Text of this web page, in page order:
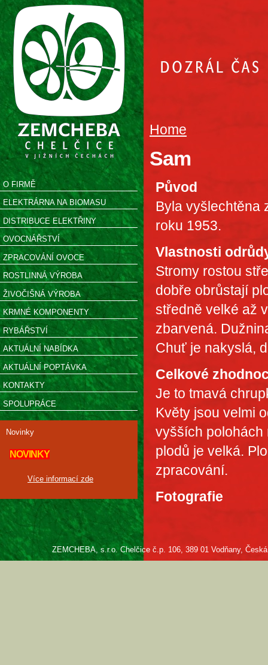
O FIRMĚ
ELEKTRÁRNA NA BIOMASU
DISTRIBUCE ELEKTŘINY
OVOCNÁŘSTVÍ
ZPRACOVÁNÍ OVOCE
ROSTLINNÁ VÝROBA
ŽIVOČIŠNÁ VÝROBA
KRMNÉ KOMPONENTY
RYBÁŘSTVÍ
AKTUÁLNÍ NABÍDKA
AKTUÁLNÍ POPTÁVKA
KONTAKTY
SPOLUPRÁCE
Novinky
NOVINKY
Více informací zde
Home
Sam
Původ
Byla vyšlechtěna
roku 1953.
Vlastnosti
Stromy rostou
dobře obrůstají
středně velké až
zbarvená.
Chuť je nakyslá,
Celkové
Je to tmavá
Květy jsou velmi
vyšších polohách
plodů je velká.
zpracování.
Fotografie
ZEMCHEBA, s.r.o. Chelčice č.p. 106, 389 01 Vodňany,